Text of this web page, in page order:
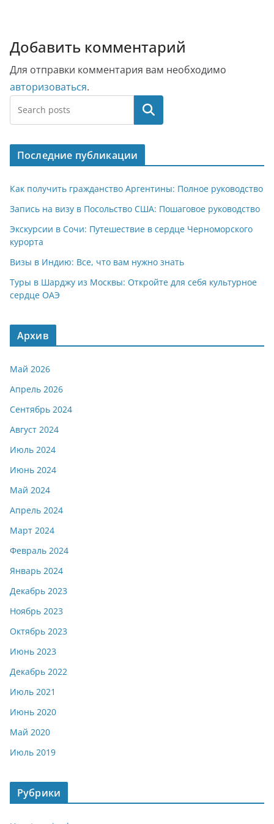
Добавить комментарий
Для отправки комментария вам необходимо
авторизоваться.
Поиск
Последние публикации
Как получить гражданство Аргентины: Полное руководство
Запись на визу в Посольство США: Пошаговое руководство
Экскурсии в Сочи: Путешествие в сердце Черноморского
курорта
Визы в Индию: Все, что вам нужно знать
Туры в Шарджу из Москвы: Откройте для себя культурное
сердце ОАЭ
Архив
Май 2026
Апрель 2026
Сентябрь 2024
Август 2024
Июль 2024
Июнь 2024
Май 2024
Апрель 2024
Март 2024
Февраль 2024
Январь 2024
Декабрь 2023
Ноябрь 2023
Октябрь 2023
Июнь 2023
Декабрь 2022
Июль 2021
Июнь 2020
Май 2020
Июль 2019
Рубрики